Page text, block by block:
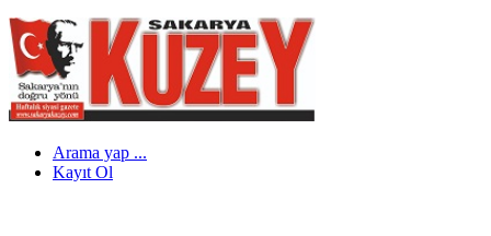
Arama yap ...
Kayıt Ol